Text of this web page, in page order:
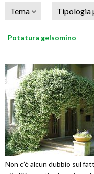
Tema Tipologia
Potatura gelsomino
Non c’è alcun dubbio sul